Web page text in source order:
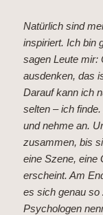
Natürlich sind
inspiriert. Ich bin
sagen Leute mir:
ausdenken, das
Darauf kann ich
selten – ich
und nehme an.
zusammen, bis
eine Szene, eine
erscheint. Am
es sich genau so
Psychologen